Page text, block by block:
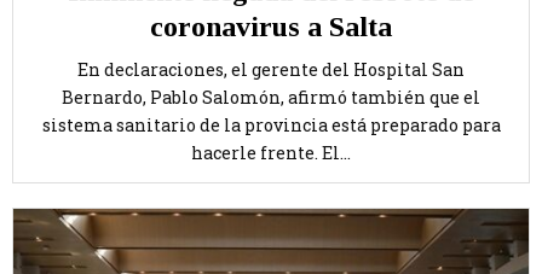
coronavirus a Salta
En declaraciones, el gerente del Hospital San
Bernardo, Pablo Salomón, afirmó también que el
sistema sanitario de la provincia está preparado para
hacerle frente. El...